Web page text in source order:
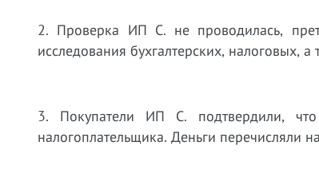
2. Проверка ИП С. не проводилась,
исследования бухгалтерских, налоговых,
3. Покупатели ИП С. подтвердили,
налогоплательщика. Деньги перечисляли